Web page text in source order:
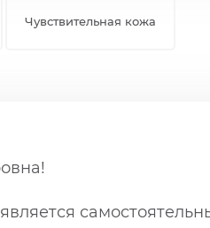
Чувствительная кожа